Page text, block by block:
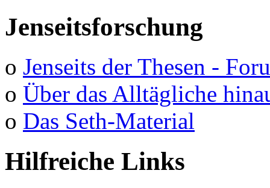
Jenseitsforschung
o Jenseits der Thesen -
o Über das Alltägliche
o Das Seth-Material
Hilfreiche Links